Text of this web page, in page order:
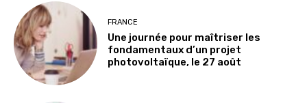
FRANCE
Une journée pour maîtriser les
fondamentaux d’un projet
photovoltaïque, le 27 août